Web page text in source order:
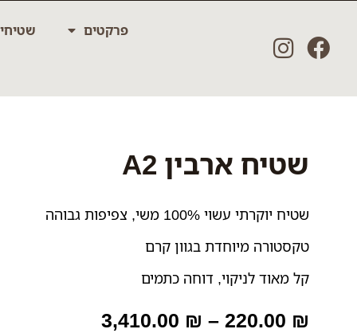
פרקטים
שטיח ארבין A2
שטיח יוקרתי עשוי 100% משי, צפיפות גבוהה
טקסטורה מיוחדת בגוון קרם
קל מאוד לניקוי, דוחה כתמים
220.00 ₪
–
3,410.00 ₪
טווח